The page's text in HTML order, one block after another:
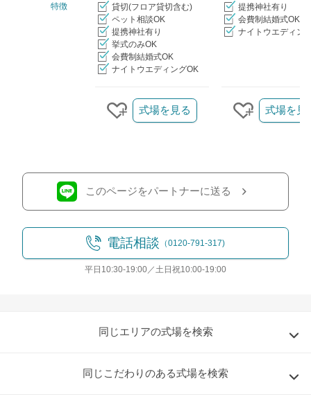
特徴
貸切(フロア貸切含む)
ペット相談OK
提携神社有り
挙式のみOK
会費制結婚式OK
ナイトウエディングOK
提携神社有り
会費制結婚式OK
ナイトウエディン
クリップする
式場を見る
クリップす
式場を見
このページをパートナーに送る
電話相談 （0120-791-317)
平日10:30-19:00／土日祝10:00-19:00
同じエリアの式場を検索
同じこだわりのある式場を検索